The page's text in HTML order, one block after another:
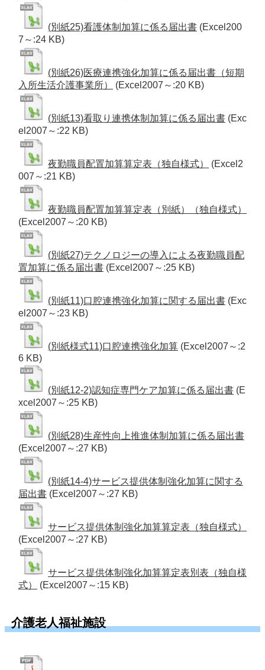
(別紙25)看護体制加算に係る届出書 (Excel200
7～:24 KB)
(別紙26)医療連携強化加算に係る届出書（短期
入所生活介護事業所）
(Excel2007～:20 KB)
(別紙13)看取り連携体制加算に係る届出書 (Exc
el2007～:22 KB)
夜勤職員配置加算算定表（独自様式）
(Excel2
007～:21 KB)
夜勤職員配置加算算定表（別紙）（独自様式）
(Excel2007～:20 KB)
(別紙27)テクノロジーの導入による夜勤職員配
置加算に係る届出書 (Excel2007～:25 KB)
(別紙11)口腔連携強化加算に関する届出書 (Exc
el2007～:23 KB)
(別紙様式11)口腔連携強化加算 (Excel2007～:2
6 KB)
(別紙12-2)認知症専門ケア加算に係る届出書 (E
xcel2007～:25 KB)
(別紙28)生産性向上推進体制加算に係る届出書
(Excel2007～:27 KB)
(別紙14-4)サービス提供体制強化加算に関する
届出書 (Excel2007～:27 KB)
サービス提供体制強化加算算定表（独自様式）
(Excel2007～:27 KB)
サービス提供体制強化加算算定表別表（独自様
式）
(Excel2007～:15 KB)
介護老人福祉施設